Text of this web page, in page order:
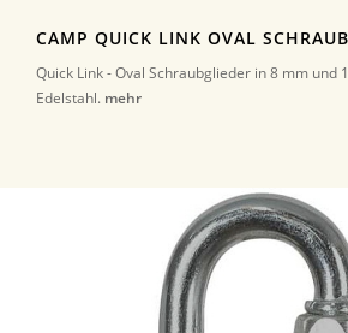
CAMP QUICK LINK OVAL
Quick Link - Oval Schraubglieder in 8 mm und
Edelstahl. mehr